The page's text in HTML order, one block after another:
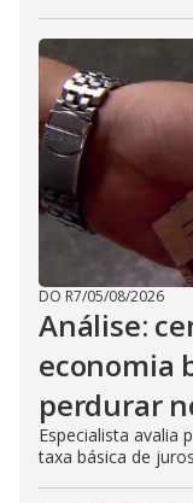
DO R7/05/08/2026
Análise:
economia
perdurar
Especialista avalia
taxa básica de juros